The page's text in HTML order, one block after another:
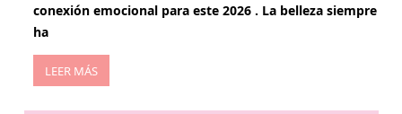
conexión emocional para este 2026 . La belleza siempre
ha
LEER MÁS